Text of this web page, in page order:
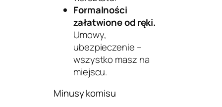
Formalności
załatwione od ręki.
Umowy,
ubezpieczenie –
wszystko masz na
miejscu.
Minusy komisu